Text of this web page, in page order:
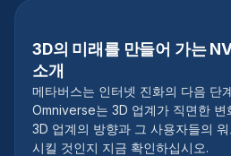
3D의 미래를 만들어 가는
소개
메타버스는 인터넷 진화의 다음 단
Omniverse는 3D 업계가 직면한 변
3D 업계의 방향과 그 사용자들의
시킬 것인지 지금 확인하십시오.